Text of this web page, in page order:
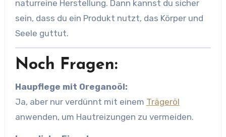
naturreine Herstellung. Dann kannst du sicher
sein, dass du ein Produkt nutzt, das Körper und
Seele guttut.
Noch Fragen:
Haupflege mit Oreganoöl:
Ja, aber nur verdünnt mit einem Trägeröl
anwenden, um Hautreizungen zu vermeiden.